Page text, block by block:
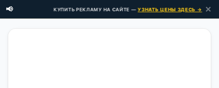
📢 КУПИТЬ РЕКЛАМУ НА САЙТЕ —УЗНАТЬ ЦЕНЫ ЗДЕСЬ → ✕